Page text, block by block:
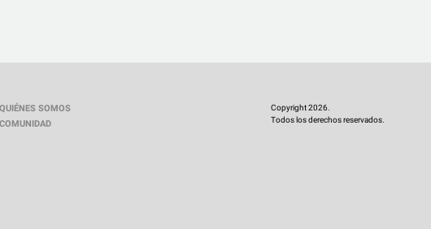
QUIÉNES SOMOS
COMUNIDAD
Copyright 2026.
Todos los derechos reservados.